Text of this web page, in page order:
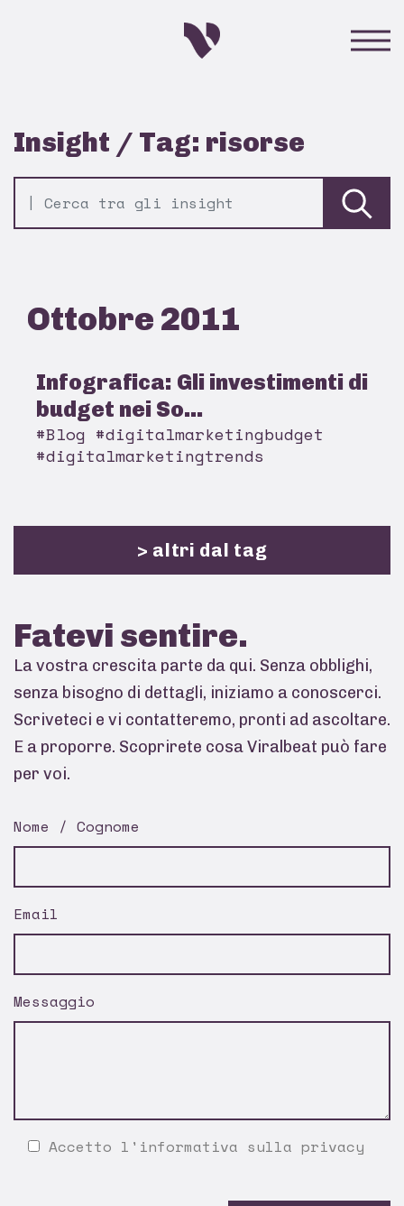
Insight / Tag: risorse
Ottobre 2011
Infografica: Gli investimenti di
budget nei So...
#Blog #digitalmarketingbudget
#digitalmarketingtrends
> altri dal tag
Fatevi sentire.
La vostra crescita parte da qui. Senza obblighi,
senza bisogno di dettagli, iniziamo a conoscerci.
Scriveteci e vi contatteremo, pronti ad ascoltare.
E a proporre. Scoprirete cosa Viralbeat può fare
per voi.
Nome / Cognome
Email
Messaggio
Accetto l' informativa sulla privacy